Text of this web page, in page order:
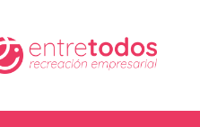
Whatsapp
092 487 198